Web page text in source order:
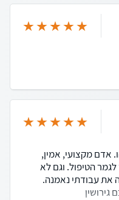
אדם מקצועי, אמין,
הטיפול. וגם לא
את עבודתי נאמנה.